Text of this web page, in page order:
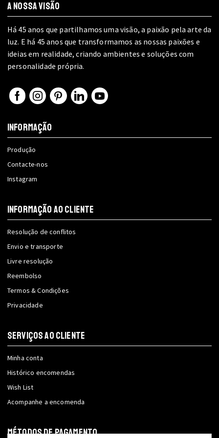
A NOSSA VISÃO
Há 45 anos que partilhamos uma visão, a paixão pela arte da
luz. E há 45 anos que transformamos as nossas paixões e
ideias em realidade, criando ambientes e soluções com
personalidade própria.
FacebookInstagram
Pinterest
LinkedinYoutube
INFORMAÇÃO
Produção
Contacte-nos
Instagram
INFORMAÇÃO AO CLIENTE
Resolução de conflitos
Envio e transporte
Livre resolução
Reembolso
Termos & Condições
Privacidade
SERVIÇOS AO CLIENTE
Minha conta
Histórico encomendas
Wish List
Acompanhe a encomenda
MÉTODOS DE PAGAMENTO